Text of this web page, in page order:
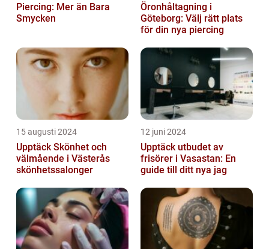
Piercing: Mer än Bara
Smycken
Öronhåltagning i
Göteborg: Välj rätt plats
för din nya piercing
15 augusti 2024
Upptäck Skönhet och
välmående i Västerås
skönhetssalonger
12 juni 2024
Upptäck utbudet av
frisörer i Vasastan: En
guide till ditt nya jag